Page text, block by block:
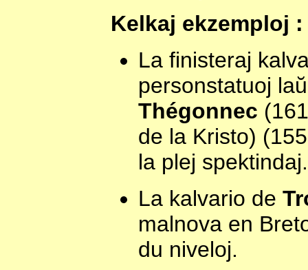
Kelkaj ekzemploj :
La finisteraj
personstatuoj
Thégonnec
de la Kristo)
la plej spektindaj.
La kalvario de
malnova en
du niveloj.